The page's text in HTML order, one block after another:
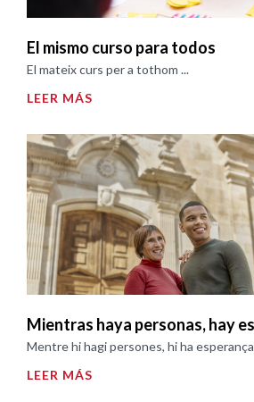
El mismo curso para todos
El mateix curs per a tothom ...
LEER MÁS
Mientras haya personas, hay
Mentre hi hagi persones, hi ha
LEER MÁS